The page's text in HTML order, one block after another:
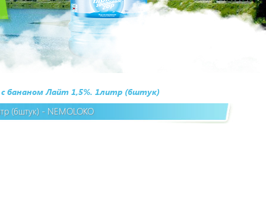
с бананом Лайт 1,5%. 1литр (6штук)
(6штук) - NEMOLOKO